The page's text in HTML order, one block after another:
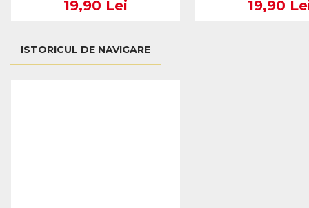
19,90 Lei 19,90
ISTORICUL DE NAVIGARE